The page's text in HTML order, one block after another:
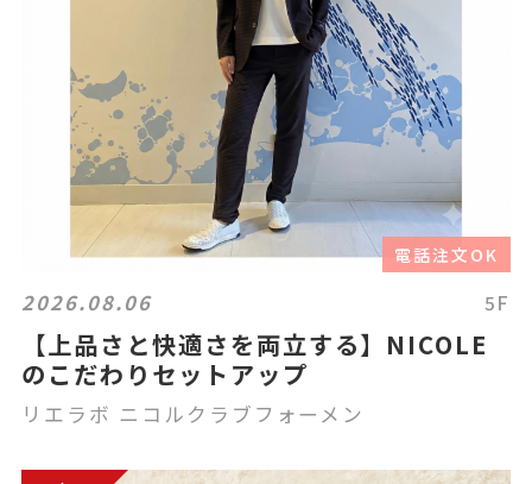
電話注文OK
2026.08.06 5F
【上品さと快適さを両立する】NICOLE
のこだわりセットアップ
リエラボ ニコルクラブフォーメン